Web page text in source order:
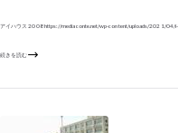
アイハウス 2008 https://mediaconte.net/wp-content/uploads/2021/04/
続きを読む